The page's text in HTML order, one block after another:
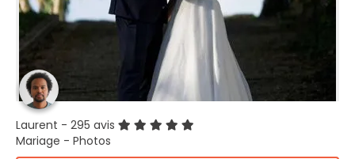
Laurent - 295 avis
Mariage - Photos